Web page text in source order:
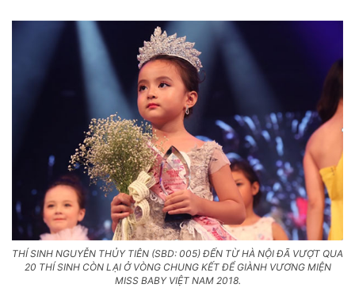
THÍ SINH NGUYỄN THỦY TIÊN (SBD: 005) ĐẾN TỪ HÀ NỘI ĐÃ VƯỢT QUA
20 THÍ SINH CÒN LẠI Ở VÒNG CHUNG KẾT ĐỂ GIÀNH VƯƠNG MIỆN
MISS BABY VIỆT NAM 2018.